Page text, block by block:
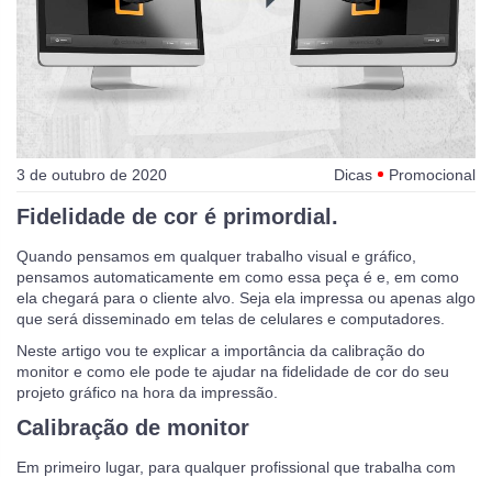
3 de outubro de 2020 Dicas Promocional
Fidelidade de cor é primordial.
Quando pensamos em qualquer trabalho visual e gráfico,
pensamos automaticamente em como essa peça é e, em como
ela chegará para o cliente alvo. Seja ela impressa ou apenas algo
que será disseminado em telas de celulares e computadores.
Neste artigo vou te explicar a importância da calibração do
monitor e como ele pode te ajudar na fidelidade de cor do seu
projeto gráfico na hora da impressão.
Calibração de monitor
Em primeiro lugar, para qualquer profissional que trabalha com